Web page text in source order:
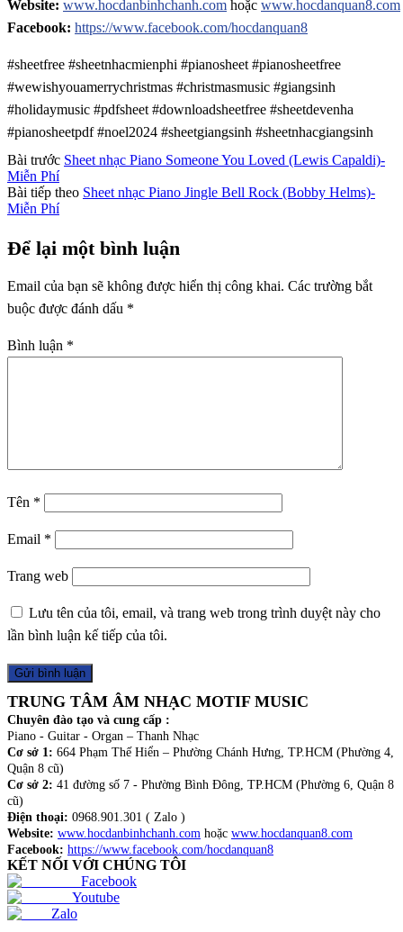
Website: www.hocdanbinhchanh.com hoặc www.hocdanquan8.com
Facebook: https://www.facebook.com/hocdanquan8
#sheetfree #sheetnhacmienphi #pianosheet #pianosheetfree
#wewishyouamerrychristmas #christmasmusic #giangsinh
#holidaymusic #pdfsheet #downloadsheetfree #sheetdevenha
#pianosheetpdf #noel2024 #sheetgiangsinh #sheetnhacgiangsinh
Bài trước Sheet nhạc Piano Someone You Loved (Lewis Capaldi)-
Miễn Phí
Bài tiếp theo Sheet nhạc Piano Jingle Bell Rock (Bobby Helms)-
Miễn Phí
Để lại một bình luận
Email của bạn sẽ không được hiển thị công khai. Các trường bắt
buộc được đánh dấu *
Bình luận *
Tên *
Email *
Trang web
Lưu tên của tôi, email, và trang web trong trình duyệt này cho
lần bình luận kế tiếp của tôi.
TRUNG TÂM ÂM NHẠC MOTIF MUSIC
Chuyên đào tạo và cung cấp :
Piano - Guitar - Organ – Thanh Nhạc
Cơ sở 1: 664 Phạm Thế Hiển – Phường Chánh Hưng, TP.HCM (Phường 4,
Quận 8 cũ)
Cơ sở 2: 41 đường số 7 - Phường Bình Đông, TP.HCM (Phường 6, Quận 8
cũ)
Điện thoại: 0968.901.301 ( Zalo )
Website: www.hocdanbinhchanh.com hoặc www.hocdanquan8.com
Facebook: https://www.facebook.com/hocdanquan8
KẾT NỐI VỚI CHÚNG TÔI
Facebook
Youtube
Zalo